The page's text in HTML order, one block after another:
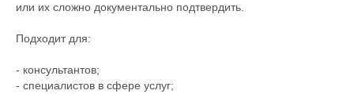
или их сложно документально подтвердить.
Подходит для:
- консультантов;
- специалистов в сфере услуг;